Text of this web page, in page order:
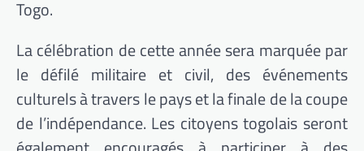
Togo.
La célébration de cette année sera marquée par
le défilé militaire et civil, des événements
culturels à travers le pays et la finale de la coupe
de l’indépendance. Les citoyens togolais seront